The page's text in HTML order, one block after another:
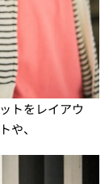
トをレイアウ
や、